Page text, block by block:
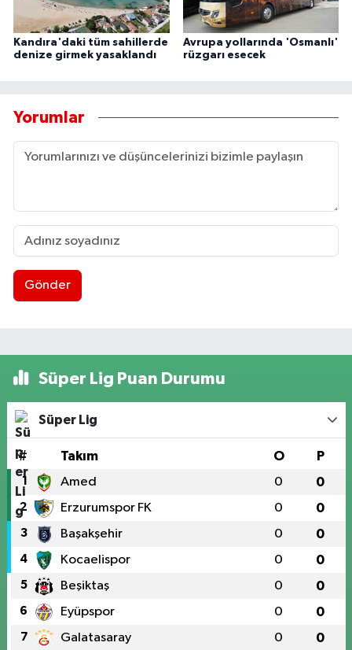
Kandıra'daki tüm sahillerde
denize girmek yasaklandı
Avrupa yollarında 'Osmanlı'
rüzgarı esecek
Yorumlar
Gönder
Süper Lig Puan Durumu
Süper Lig
# Takım O P
1 Amed 0 0
2 Erzurumspor FK 0 0
3 Başakşehir 0 0
4 Kocaelispor 0 0
5 Beşiktaş 0 0
6 Eyüpspor 0 0
7 Galatasaray 0 0